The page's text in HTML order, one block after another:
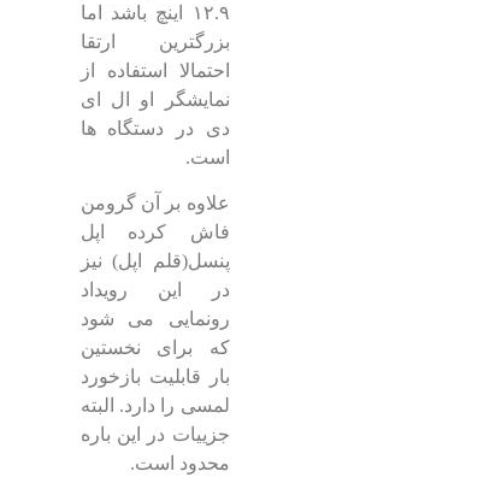
۱۲.۹ اینچ باشد اما
بزرگترین ارتقا
احتمالا استفاده از
نمایشگر او ال ای
دی در دستگاه ها
است.
علاوه بر آن گرومن
فاش کرده اپل
پنسل(قلم اپل) نیز
در این رویداد
رونمایی می شود
که برای نخستین
بار قابلیت بازخورد
لمسی را دارد. البته
جزییات در این باره
محدود است.